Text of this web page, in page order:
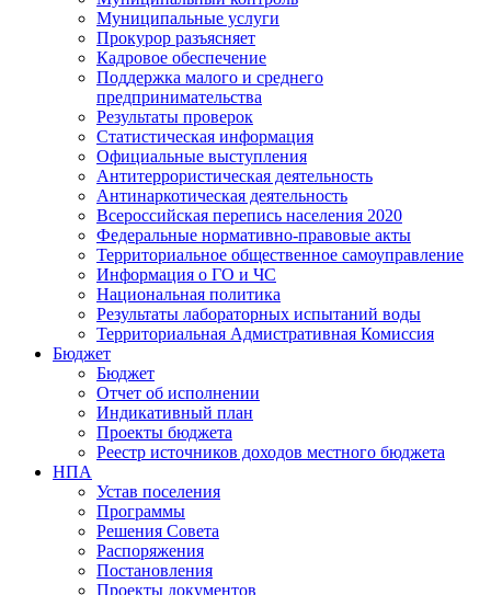
Муниципальные услуги
Прокурор разъясняет
Кадровое обеспечение
Поддержка малого и среднего
предпринимательства
Результаты проверок
Статистическая информация
Официальные выступления
Антитеррористическая деятельность
Антинаркотическая деятельность
Всероссийская перепись населения 2020
Федеральные нормативно-правовые акты
Территориальное общественное самоуправление
Информация о ГО и ЧС
Национальная политика
Результаты лабораторных испытаний воды
Территориальная Адмистративная Комиссия
Бюджет
Бюджет
Отчет об исполнении
Индикативный план
Проекты бюджета
Реестр источников доходов местного бюджета
НПА
Устав поселения
Программы
Решения Совета
Распоряжения
Постановления
Проекты документов